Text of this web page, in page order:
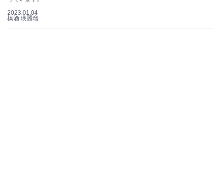
2023.01.04
橋酒 瑛麗瑠